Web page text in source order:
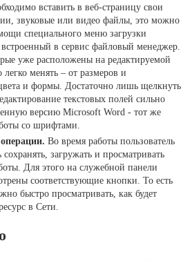
вставить в веб-страницу свои
звуковые или видео файлы, это можно
специального меню загрузки
в сервис файловый менеджер.
уже расположены на редактируемой
менять – от размеров и
и формы. Достаточно лишь щелкнуть
текстовых полей сильно
версию Microsoft Word - тот же
со шрифтами.
Во время работы пользователь
загружать и просматривать
Для этого на служебной панели
соответствующие кнопки. То есть
быстро просматривать, как будет
в Сети.